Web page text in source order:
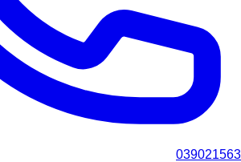
039021563